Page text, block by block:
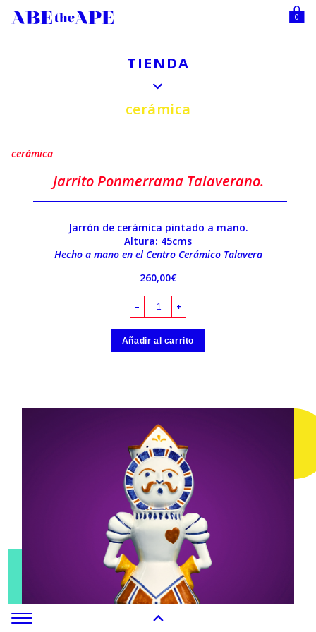
0
TIENDA
cerámica
cerámica
Jarrito Ponmerrama Talaverano.
Jarrón de cerámica pintado a mano.
Altura: 45cms
Hecho a mano en el Centro Cerámico Talavera
260,00€
+
–
Añadir al carrito